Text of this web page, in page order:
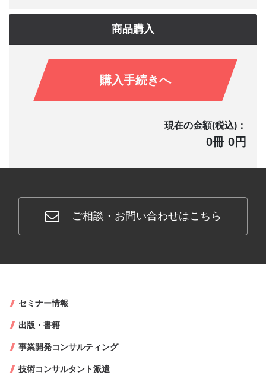
商品購入
購入手続きへ
現在の金額(税込)：
0冊 0円
ご相談・お問い合わせはこちら
セミナー情報
出版・書籍
事業開発コンサルティング
技術コンサルタント派遣